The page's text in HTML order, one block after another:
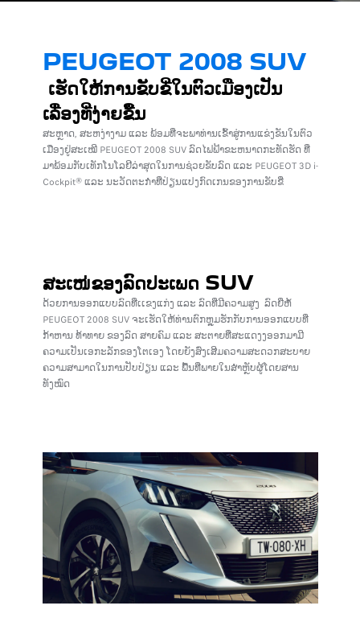
PEUGEOT 2008 SUV
ເຮັດໃຫ້ການຂັບຂີ່ໃນ​ຕົວເມືອງເປັນ
ເລື່ອງ​ທີ່ງ່າຍ​ຂື້ນ
ສະຫຼາດ, ສະຫງ່າງາມ ແລະ ພ້ອມທີ່ຈະພາທ່ານເຂົ້າສູ່ການແຂ່ງຂັນໃນ​ຕົວ
ເມືອງຢູ່ສະເໝີ PEUGEOT 2008 SUV ​ລົດ​ໄຟ​ຟ້າ​ຂະ​ຫ​ນາດ​ກະ​ທັດ​ຮັດ ທີ່
ມາພ້ອມກັບເທັກໂນໂລຢີລ່າສຸດໃນການຊ່ວຍຂັບລົດ ແລະ PEUGEOT 3D i-
Cockpit® ແລະ ນະວັດຕະກຳທີ່ປ່ຽນແປງກົດເກນຂອງການ​ຂັບ​ຂີ່
ສະເໜ່ຂອງລົດປະເພດ SUV
ດ້ວຍການອອກແບບລົດທີ່ເເຂງແກ່ງ ແລະ ​ລົດ​ທີ່​ມີຄວາມສູງ ລົດຍີ່ຫໍ້
PEUGEOT 2008 SUV ຈະເຮັດໃຫ້ທ່ານຕົກຫຼຸມຮັກກັບການອອກແບບທີ່
ກ້າຫານ ທ້າ​ທາຍ ຂອງລົດ ສາຍຄົມ ແລະ ສະ​ຕາຍທີ່ສະແດງງອອກມາມີ
ຄວາມເປັນເອກະລັກຂອງໂຕເອງ ໂດຍຍັງສົ່ງເສີມຄວາມສະດວກສະບາຍ
ຄວາມສາມາດໃນການປັບປ່ຽນ ແລະ ພື້ນທີ່ພາຍໃນສໍາຫຼັບຜູ້ໂດຍສານ
ທັງໝົດ